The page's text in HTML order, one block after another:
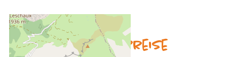
Verfügbarkeit & Preise